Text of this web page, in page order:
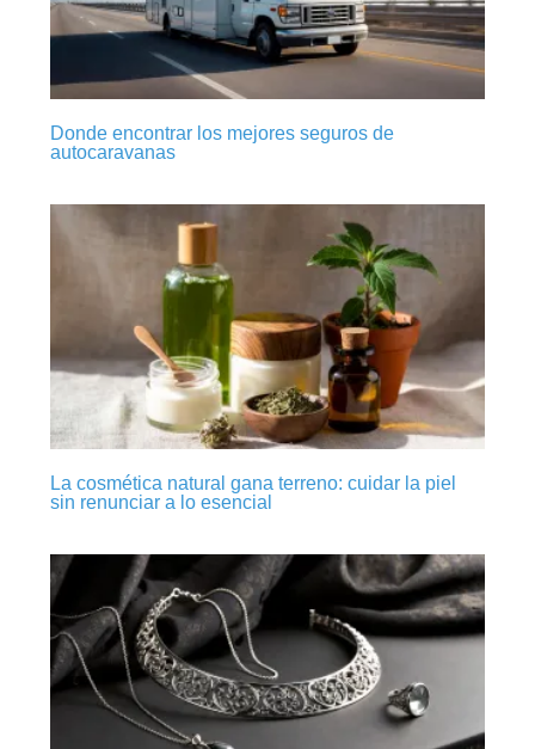
Donde encontrar los mejores seguros de
autocaravanas
La cosmética natural gana terreno: cuidar la piel
sin renunciar a lo esencial